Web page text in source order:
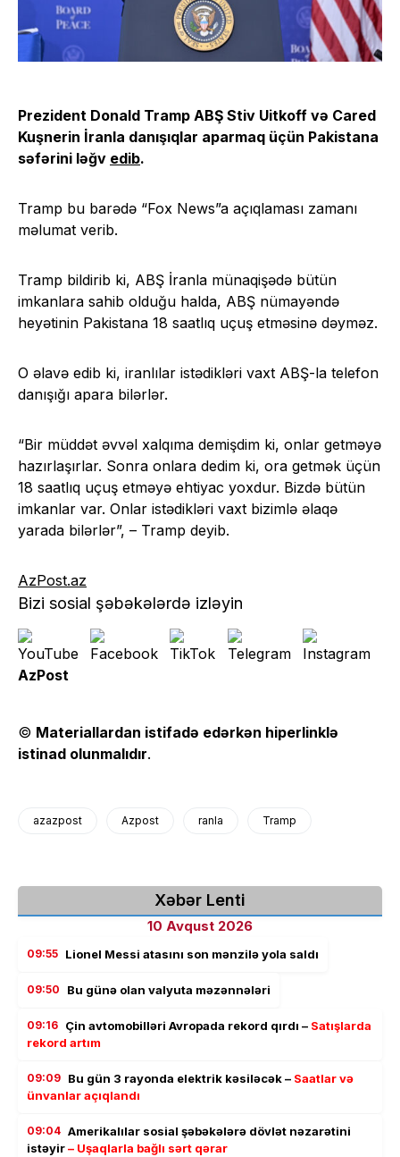
Prezident Donald Tramp ABŞ Stiv Uitkoff və Cared
Kuşnerin İranla danışıqlar aparmaq üçün Pakistana
səfərini ləğv edib.
Tramp bu barədə “Fox News”a açıqlaması zamanı
məlumat verib.
Tramp bildirib ki, ABŞ İranla münaqişədə bütün
imkanlara sahib olduğu halda, ABŞ nümayəndə
heyətinin Pakistana 18 saatlıq uçuş etməsinə dəyməz.
O əlavə edib ki, iranlılar istədikləri vaxt ABŞ-la telefon
danışığı apara bilərlər.
“Bir müddət əvvəl xalqıma demişdim ki, onlar getməyə
hazırlaşırlar. Sonra onlara dedim ki, ora getmək üçün
18 saatlıq uçuş etməyə ehtiyac yoxdur. Bizdə bütün
imkanlar var. Onlar istədikləri vaxt bizimlə əlaqə
yarada bilərlər”, – Tramp deyib.
AzPost.az
Bizi sosial şəbəkələrdə izləyin
AzPost
© Materiallardan istifadə edərkən hiperlinklə
istinad olunmalıdır.
azazpost Azpost ranla Tramp
Xəbər Lenti
10 Avqust 2026
09:55 Lionel Messi atasını son mənzilə yola saldı
09:50 Bu günə olan valyuta məzənnələri
09:16 Çin avtomobilləri Avropada rekord qırdı – Satışlarda
rekord artım
09:09 Bu gün 3 rayonda elektrik kəsiləcək – Saatlar və
ünvanlar açıqlandı
09:04 Amerikalılar sosial şəbəkələrə dövlət nəzarətini
istəyir– Uşaqlarla bağlı sərt qərar